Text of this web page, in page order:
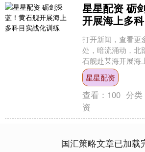
星星配资 砺
开展海上多
打开新闻，查看更
处，暗流涌动，北
石舰赴某海开展海
练。 碧海深处，暗
军某支队黄石舰赴
星星配资
查看： 100 分类
资
国汇策略文章已加载